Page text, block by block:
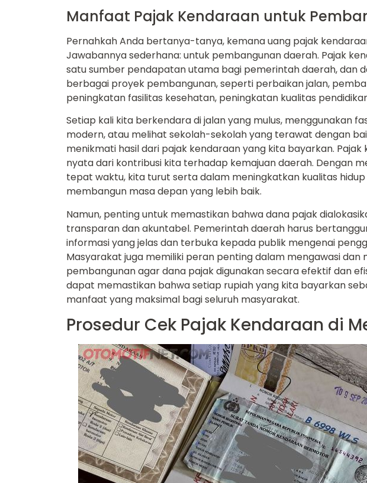
Manfaat Pajak Kendaraan untuk
Pernahkah Anda bertanya-tanya, kemana uang pajak
Jawabannya sederhana: untuk pembangunan daerah. Pajak
satu sumber pendapatan utama bagi pemerintah daerah, dan
berbagai proyek pembangunan, seperti perbaikan jalan,
peningkatan fasilitas kesehatan, peningkatan kualitas
Setiap kali kita berkendara di jalan yang mulus, menggunakan
modern, atau melihat sekolah-sekolah yang terawat dengan
menikmati hasil dari pajak kendaraan yang kita bayarkan. Pajak
nyata dari kontribusi kita terhadap kemajuan daerah. Dengan
tepat waktu, kita turut serta dalam meningkatkan kualitas
membangun masa depan yang lebih baik.
Namun, penting untuk memastikan bahwa dana pajak
transparan dan akuntabel. Pemerintah daerah harus
informasi yang jelas dan terbuka kepada publik mengenai
Masyarakat juga memiliki peran penting dalam mengawasi dan
pembangunan agar dana pajak digunakan secara efektif dan
dapat memastikan bahwa setiap rupiah yang kita bayarkan
manfaat yang maksimal bagi seluruh masyarakat.
Prosedur Cek Pajak Kendaraan di